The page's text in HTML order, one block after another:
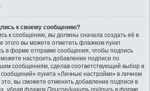
к своему сообщению?
к сообщению, вы должны сначала создать её в
этого вы можете отметить флажком пункт
в форме отправки сообщения, чтобы подпись
настроить добавление подписи по
сообщениям, сделав соответствующий выбор в
пункта «Личные настройки» в личном
вы сможете отменить добавление подписи в
убрав флажок Присоединить подпись в форме